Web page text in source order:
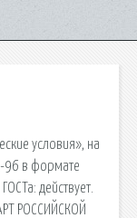
условия», на
96 в формате
действует.
РОССИЙСКОЙ